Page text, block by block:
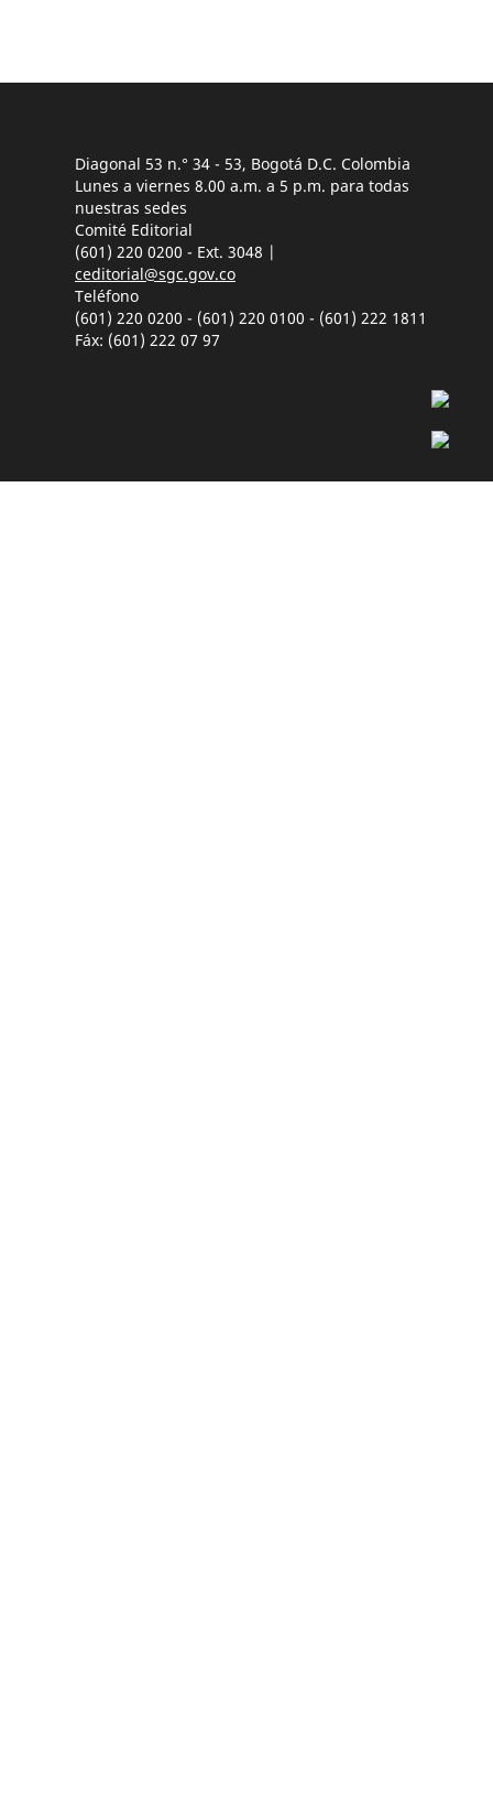
Diagonal 53 n.° 34 - 53, Bogotá D.C. Colombia
Lunes a viernes 8.00 a.m. a 5 p.m. para todas
nuestras sedes
Comité Editorial
(601) 220 0200 - Ext. 3048 |
ceditorial@sgc.gov.co
Teléfono
(601) 220 0200 - (601) 220 0100 - (601) 222 1811
Fáx: (601) 222 07 97